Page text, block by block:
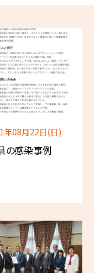
年08月22日(日)
の感染事例